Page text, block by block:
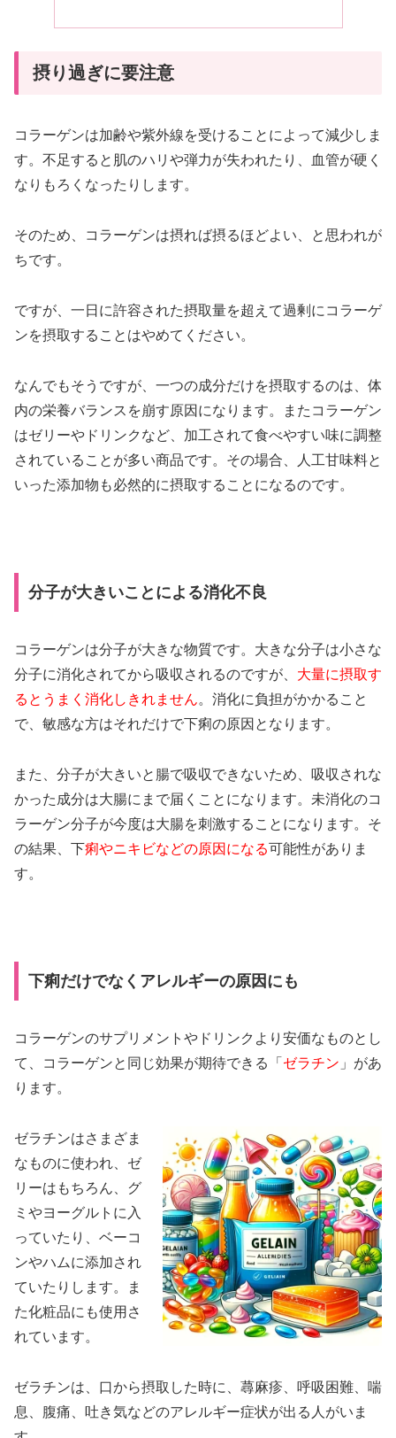
摂り過ぎに要注意
コラーゲンは加齢や紫外線を受けることによって減少しま
す。不足すると肌のハリや弾力が失われたり、血管が硬く
なりもろくなったりします。
そのため、コラーゲンは摂れば摂るほどよい、と思われが
ちです。
ですが、一日に許容された摂取量を超えて過剰にコラーゲ
ンを摂取することはやめてください。
なんでもそうですが、一つの成分だけを摂取するのは、体
内の栄養バランスを崩す原因になります。またコラーゲン
はゼリーやドリンクなど、加工されて食べやすい味に調整
されていることが多い商品です。その場合、人工甘味料と
いった添加物も必然的に摂取することになるのです。
分子が大きいことによる消化不良
コラーゲンは分子が大きな物質です。大きな分子は小さな
分子に消化されてから吸収されるのですが、 大量に摂取す
るとうまく消化しきれません。消化に負担がかかること
で、敏感な方はそれだけで下痢の原因となります。
また、分子が大きいと腸で吸収できないため、吸収されな
かった成分は大腸にまで届くことになります。未消化のコ
ラーゲン分子が今度は大腸を刺激することになります。そ
の結果、下痢やニキビなどの原因になる可能性がありま
す。
下痢だけでなくアレルギーの原因にも
コラーゲンのサプリメントやドリンクより安価なものとし
て、コラーゲンと同じ効果が期待できる「 ゼラチン 」があ
ります。
ゼラチンはさまざま
なものに使われ、ゼ
リーはもちろん、グ
ミやヨーグルトに入
っていたり、ベーコ
ンやハムに添加され
ていたりします。ま
た化粧品にも使用さ
れています。
ゼラチンは、口から摂取した時に、蕁麻疹、呼吸困難、喘
息、腹痛、吐き気などのアレルギー症状が出る人がいま